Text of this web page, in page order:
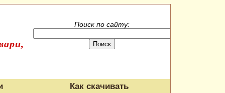
Поиск по сайту:
Как скачивать